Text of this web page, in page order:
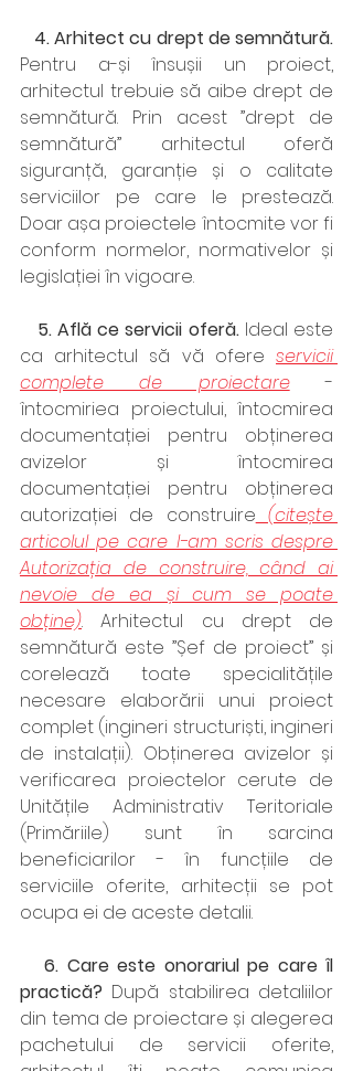
Pentru a-și însușii un proiect,
arhitectul trebuie să aibe drept de
semnătură. Prin acest ”drept de
semnătură” arhitectul oferă
siguranță, garanție și o calitate
serviciilor pe care le prestează.
Doar așa proiectele întocmite vor fi
conform normelor, normativelor și
legislației în vigoare.
   5. Află ce servicii oferă.
Ideal este
ca arhitectul să vă ofere servicii
complete de proiectare
-
întocmiriea proiectului, întocmirea
documentației pentru obținerea
avizelor și întocmirea
documentației pentru obținerea
autorizației de construire (citește
articolul pe care l-am scris despre
Autorizația de construire, când ai
nevoie de ea și cum se poate
obține). Arhitectul cu drept de
semnătură este ”Șef de proiect” și
corelează toate specialitățile
necesare elaborării unui proiect
complet (ingineri structuriști, ingineri
de instalații). Obținerea avizelor și
verificarea proiectelor cerute de
Unitățile Administrativ Teritoriale
(Primăriile) sunt în sarcina
beneficiarilor - în funcțiile de
serviciile oferite, arhitecții se pot
ocupa ei de aceste detalii.
   6. Care este onorariul pe care îl
practică? După stabilirea detaliilor
din tema de proiectare și alegerea
pachetului de servicii oferite,